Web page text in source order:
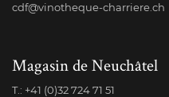
cdf@vinotheque-charriere.ch
Magasin de Neuchâtel
T.: +41 (0)32 724 71 51